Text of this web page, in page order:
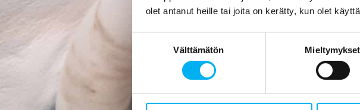
olet antanut heille tai joita on kerätty, kun olet
Välttämätön Mieltymykset
mikä viemärin kunto oli alunperin
Laske viemärin